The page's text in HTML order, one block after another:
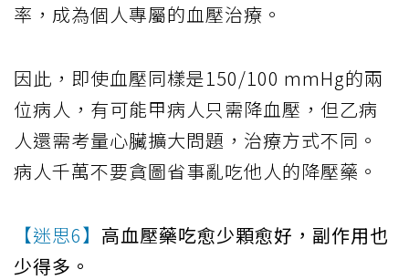
率，成為個人專屬的血壓治療。
因此，即使血壓同樣是150/100 mmHg的兩
位病人，有可能甲病人只需降血壓，但乙病
人還需考量心臟擴大問題，治療方式不同。
病人千萬不要貪圖省事亂吃他人的降壓藥。
【迷思6】 高血壓藥吃愈少顆愈好，副作用也
少得多。